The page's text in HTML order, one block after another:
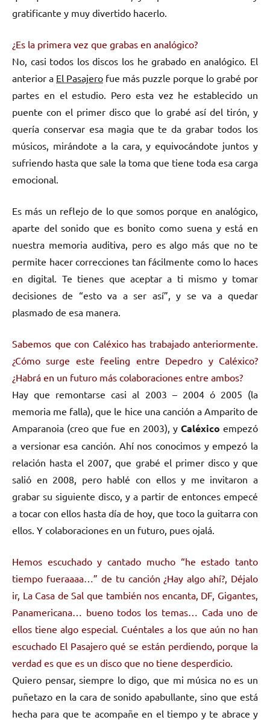
gratificante y muy divertido hacerlo.
¿Es la primera vez que grabas en analógico?
No, casi todos los discos los he grabado en analógico. El
anterior a El Pasajero fue más puzzle porque lo grabé por
partes en el estudio. Pero esta vez he establecido un
puente con el primer disco que lo grabé así del tirón, y
quería conservar esa magia que te da grabar todos los
músicos, mirándote a la cara, y equivocándote juntos y
sufriendo hasta que sale la toma que tiene toda esa carga
emocional.
Es más un reflejo de lo que somos porque en analógico,
aparte del sonido que es bonito como suena y está en
nuestra memoria auditiva, pero es algo más que no te
permite hacer correcciones tan fácilmente como lo haces
en digital. Te tienes que aceptar a ti mismo y tomar
decisiones de “esto va a ser así”, y se va a quedar
plasmado de esa manera.
Sabemos que con Caléxico has trabajado anteriormente.
¿Cómo surge este feeling entre Depedro y Caléxico?
¿Habrá en un futuro más colaboraciones entre ambos?
Hay que remontarse casi al 2003 – 2004 ó 2005 (la
memoria me falla), que le hice una canción a Amparito de
Amparanoia (creo que fue en 2003), y Caléxico empezó
a versionar esa canción. Ahí nos conocimos y empezó la
relación hasta el 2007, que grabé el primer disco y que
salió en 2008, pero hablé con ellos y me invitaron a
grabar su siguiente disco, y a partir de entonces empecé
a tocar con ellos hasta día de hoy, que toco la guitarra con
ellos. Y colaboraciones en un futuro, pues ojalá.
Hemos escuchado y cantado mucho “he estado tanto
tiempo fueraaaa…” de tu canción ¿Hay algo ahí?, Déjalo
ir, La Casa de Sal que también nos encanta, DF, Gigantes,
Panamericana… bueno todos los temas… Cada uno de
ellos tiene algo especial. Cuéntales a los que aún no han
escuchado El Pasajero qué se están perdiendo, porque la
verdad es que es un disco que no tiene desperdicio.
Quiero pensar, siempre lo digo, que mi música no es un
puñetazo en la cara de sonido apabullante, sino que está
hecha para que te acompañe en el tiempo y te abrace y